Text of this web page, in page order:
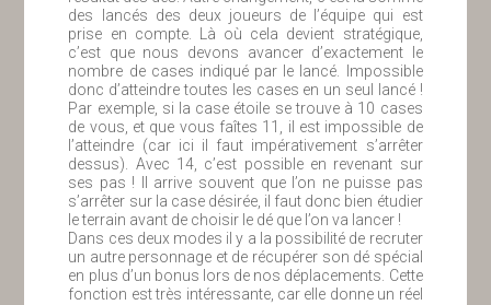
des lancés des deux joueurs de l’équipe qui est
prise en compte. Là où cela devient stratégique,
c’est que nous devons avancer d’exactement le
nombre de cases indiqué par le lancé. Impossible
donc d’atteindre toutes les cases en un seul lancé !
Par exemple, si la case étoile se trouve à 10 cases
de vous, et que vous faîtes 11, il est impossible de
l’atteindre (car ici il faut impérativement s’arrêter
dessus). Avec 14, c’est possible en revenant sur
ses pas ! Il arrive souvent que l’on ne puisse pas
s’arrêter sur la case désirée, il faut donc bien étudier
le terrain avant de choisir le dé que l’on va lancer !
Dans ces deux modes il y a la possibilité de recruter
un autre personnage et de récupérer son dé spécial
en plus d’un bonus lors de nos déplacements. Cette
fonction est très intéressante, car elle donne un réel